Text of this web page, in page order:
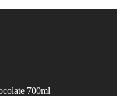
700ml